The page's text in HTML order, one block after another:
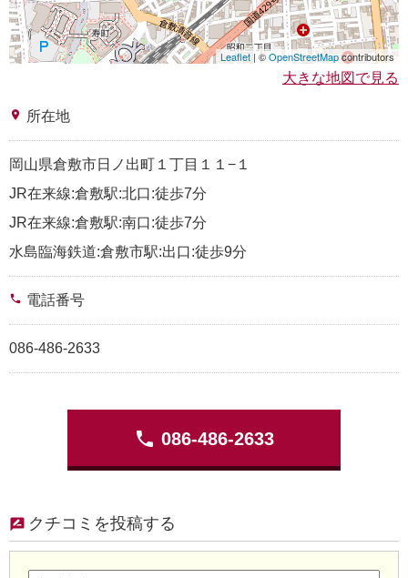
Leaflet | ©OpenStreetMapcontributors
大きな地図で見る
place 所在地
岡山県倉敷市日ノ出町１丁目１１−１
JR在来線:倉敷駅:北口:徒歩7分
JR在来線:倉敷駅:南口:徒歩7分
水島臨海鉄道:倉敷市駅:出口:徒歩9分
phone 電話番号
086-486-2633
phone 086-486-2633
クチコミを投稿する